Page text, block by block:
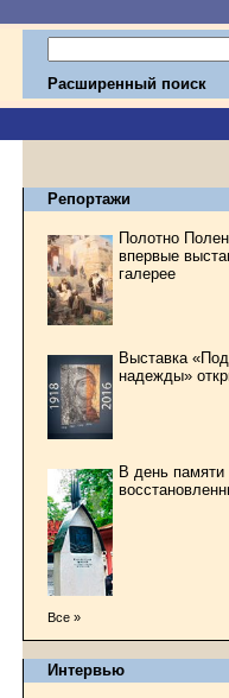
Расширенный поиск
Репортажи
Полотно
впервые
галерее
Выставка
надежды»
В день
Все »
Интервью